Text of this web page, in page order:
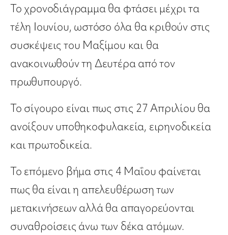
Το χρονοδιάγραμμα θα φτάσει μέχρι τα
τέλη Ιουνίου, ωστόσο όλα θα κριθούν στις
συσκέψεις του Μαξίμου και θα
ανακοινωθούν τη Δευτέρα από τον
πρωθυπουργό.
Το σίγουρο είναι πως στις 27 Απριλίου θα
ανοίξουν υποθηκοφυλακεία, ειρηνοδικεία
και πρωτοδικεία.
Το επόμενο βήμα στις 4 Μαΐου φαίνεται
πως θα είναι η απελευθέρωση των
μετακινήσεων αλλά θα απαγορεύονται
συναθροίσεις άνω των δέκα ατόμων.